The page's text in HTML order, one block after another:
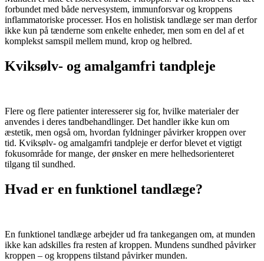
forbundet med både nervesystem, immunforsvar og kroppens
inflammatoriske processer. Hos en holistisk tandlæge ser man derfor
ikke kun på tænderne som enkelte enheder, men som en del af et
komplekst samspil mellem mund, krop og helbred.
Kviksølv- og amalgamfri tandpleje
Flere og flere patienter interesserer sig for, hvilke materialer der
anvendes i deres tandbehandlinger. Det handler ikke kun om
æstetik, men også om, hvordan fyldninger påvirker kroppen over
tid. Kviksølv- og amalgamfri tandpleje er derfor blevet et vigtigt
fokusområde for mange, der ønsker en mere helhedsorienteret
tilgang til sundhed.
Hvad er en funktionel tandlæge?
En funktionel tandlæge arbejder ud fra tankegangen om, at munden
ikke kan adskilles fra resten af kroppen. Mundens sundhed påvirker
kroppen – og kroppens tilstand påvirker munden.